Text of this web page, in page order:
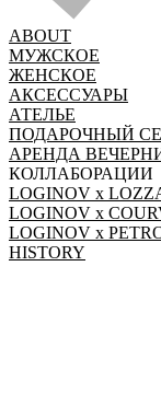
ABOUT
МУЖСКОЕ
ЖЕНСКОЕ
АКСЕССУАРЫ
АТЕЛЬЕ
ПОДАРОЧНЫЙ
АРЕНДА
КОЛЛАБОРАЦИИ
LOGINOV x
LOGINOV x
LOGINOV x
HISTORY